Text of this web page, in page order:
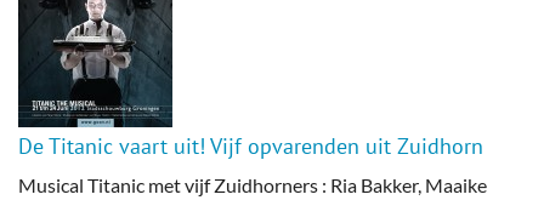
Bedrijven
Prikbord & Aanbiedingen
Plaats bericht
De Titanic vaart uit! Vijf opvarenden uit Zuidhorn
Musical Titanic met vijf Zuidhorners : Ria Bakker, Maaike